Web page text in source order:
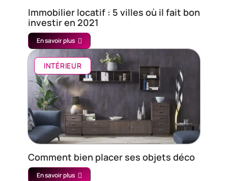
Immobilier locatif : 5 villes où il fait bon
investir en 2021
En savoir plus
INTÉRIEUR
Comment bien placer ses objets déco
En savoir plus